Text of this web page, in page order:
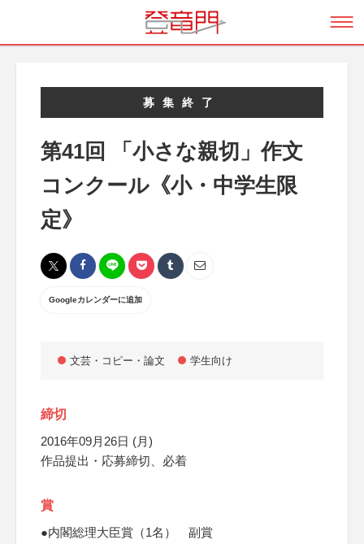
募集終了
第41回 「小さな親切」作文
コンクール《小・中学生限
定》
Googleカレンダーに追加
文芸・コピー・論文 学生向け
締切
2016年09月26日 (月)
作品提出・応募締切、必着
賞
●内閣総理大臣賞（1名） 副賞